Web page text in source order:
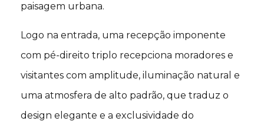
paisagem urbana.
Logo na entrada, uma recepção imponente
com pé-direito triplo recepciona moradores e
visitantes com amplitude, iluminação natural e
uma atmosfera de alto padrão, que traduz o
design elegante e a exclusividade do